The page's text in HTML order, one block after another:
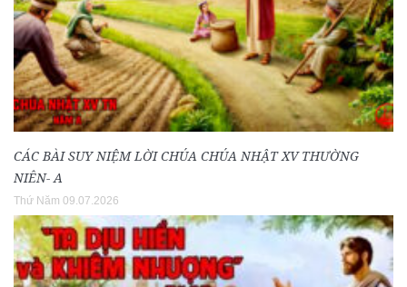
CÁC BÀI SUY NIỆM LỜI CHÚA CHÚA NHẬT XV THƯỜNG
NIÊN- A
Thứ Năm 09.07.2026